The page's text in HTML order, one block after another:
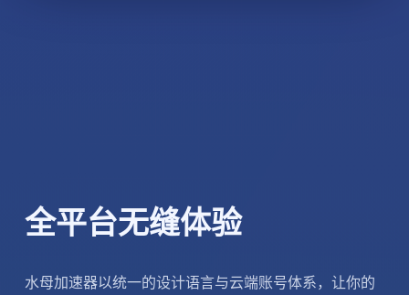
全平台无缝体验
水母加速器以统一的设计语言与云端账号体系，让你的